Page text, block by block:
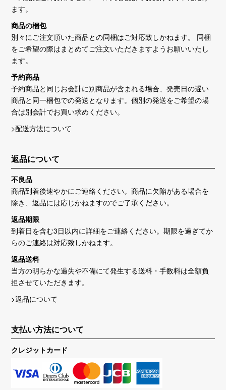
ます。
商品の梱包
別々にご注文頂いた商品との同梱はご対応致しかねます。 同梱
をご希望の際はまとめてご注文いただきますようお願いいたし
ます。
予約商品
予約商品と同じお会計に別商品が含まれる場合、発売日の遅い
商品と同一梱包での発送となります。個別の発送をご希望の場
合は別会計でお買い求めください。
>配送方法について
返品について
不良品
商品到着後速やかにご連絡ください。商品に欠陥がある場合を
除き、返品には応じかねますのでご了承ください。
返品期限
到着日を含む3日以内に詳細をご連絡ください。期限を過ぎてか
らのご連絡は対応致しかねます。
返品送料
当方の明らかな過失や不備にて発生する送料・手数料は全額負
担させていただきます。
>返品について
支払い方法について
クレジットカード